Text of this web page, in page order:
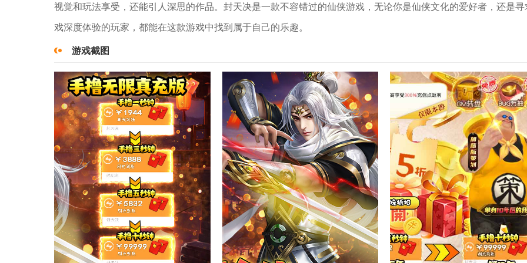
视觉和玩法享受，还能引人深思的作品。封天决是一款不容错过的仙侠游戏，无论你是仙侠文化的爱好者，还是寻
戏深度体验的玩家，都能在这款游戏中找到属于自己的乐趣。
游戏截图